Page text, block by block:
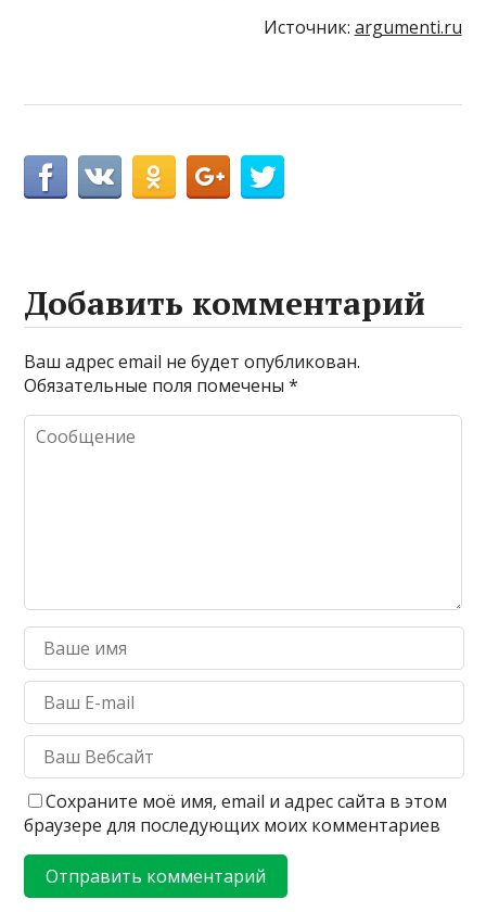
Источник: argumenti.ru
Добавить комментарий
Ваш адрес email не будет опубликован.
Обязательные поля помечены*
Сохраните моё имя, email и адрес сайта в этом
браузере для последующих моих комментариев